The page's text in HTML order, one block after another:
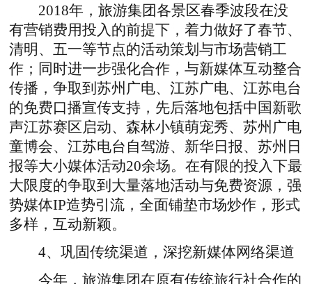
2018年，旅游集团各景区春季波段在没
有营销费用投入的前提下，着力做好了春节、
清明、五一等节点的活动策划与市场营销工
作；同时进一步强化合作，与新媒体互动整合
传播，争取到苏州广电、江苏广电、江苏电台
的免费口播宣传支持，先后落地包括中国新歌
声江苏赛区启动、森林小镇萌宠秀、苏州广电
童博会、江苏电台自驾游、新华日报、苏州日
报等大小媒体活动20余场。在有限的投入下最
大限度的争取到大量落地活动与免费资源，强
势媒体IP造势引流，全面铺垫市场炒作，形式
多样，互动新颖。
4、巩固传统渠道，深挖新媒体网络渠道
今年，旅游集团在原有传统旅行社合作的